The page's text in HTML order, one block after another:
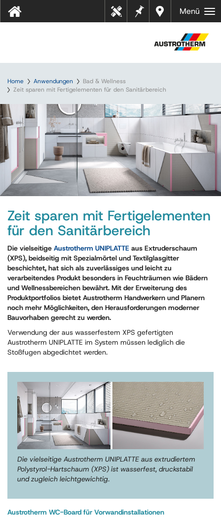
Händl
er in
Merkz
ettel
Tool
s
Menü
Home Anwendungen
Bad & Wellness
Zeit sparen mit Fertigelementen für den Sanitärbereich
Zeit sparen mit Fertigelementen
für den Sanitärbereich
Die vielseitige Austrotherm UNIPLATTE aus Extruderschaum
(XPS), beidseitig mit Spezialmörtel und Textilglasgitter
beschichtet, hat sich als zuverlässiges und leicht zu
verarbeitendes Produkt besonders in Feuchträumen wie Bädern
und Wellnessbereichen bewährt. Mit der Erweiterung des
Produktportfolios bietet Austrotherm Handwerkern und Planern
noch mehr Möglichkeiten, den Herausforderungen moderner
Bauvorhaben gerecht zu werden.
Verwendung der aus wasserfestem XPS gefertigten
Austrotherm UNIPLATTE im System müssen lediglich die
Stoßfugen abgedichtet werden.
Die vielseitige Austrotherm UNIPLATTE aus extrudiertem
Polystyrol-Hartschaum (XPS) ist wasserfest, druckstabil
und zugleich leichtgewichtig.
Austrotherm WC-Board für Vorwandinstallationen